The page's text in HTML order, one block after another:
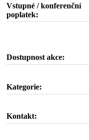
Vstupné / konferenční
poplatek:
Dostupnost akce:
Kategorie:
Kontakt: